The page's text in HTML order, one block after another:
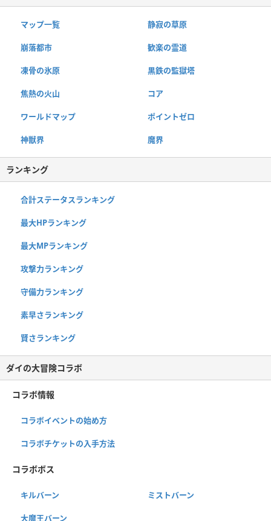
マップ一覧 静寂の草原
崩落都市 歓楽の霊道
凍骨の氷原 黒鉄の監獄塔
焦熱の火山 コア
ワールドマップ ポイントゼロ
神獣界 魔界
ランキング
合計ステータスランキング
最大HPランキング
最大MPランキング
攻撃力ランキング
守備力ランキング
素早さランキング
賢さランキング
ダイの大冒険コラボ
コラボ情報
コラボイベントの始め方
コラボチケットの入手方法
コラボボス
キルバーン ミストバーン
大魔王バーン